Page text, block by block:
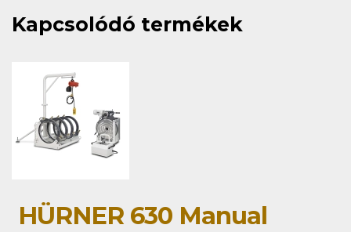
Kapcsolódó termékek
HÜRNER 630 Manual